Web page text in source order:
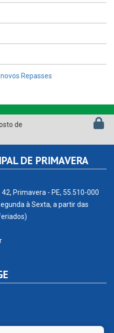
Repasses
de
DE PRIMAVERA
Primavera - PE, 55.510-000
à Sexta, a partir das